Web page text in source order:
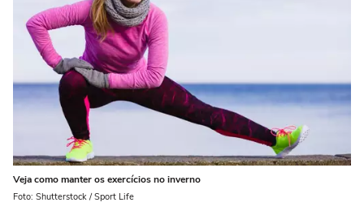
Veja como manter os exercícios no inverno
Foto: Shutterstock / Sport Life